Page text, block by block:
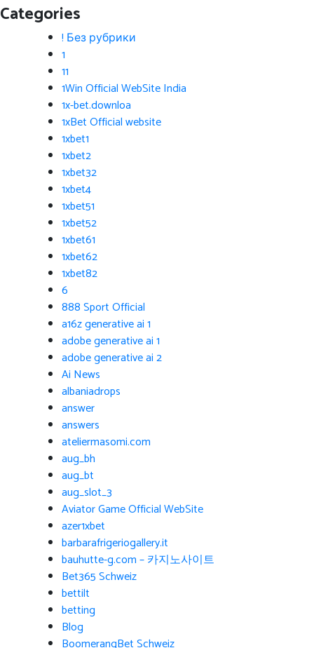
Categories
! Без рубрики
1
11
1Win Official WebSite India
1x-bet.downloa
1xBet Official website
1xbet1
1xbet2
1xbet32
1xbet4
1xbet51
1xbet52
1xbet61
1xbet62
1xbet82
6
888 Sport Official
a16z generative ai 1
adobe generative ai 1
adobe generative ai 2
Ai News
albaniadrops
answer
answers
ateliermasomi.com
aug_bh
aug_bt
aug_slot_3
Aviator Game Official WebSite
azer1xbet
barbarafrigeriogallery.it
bauhutte-g.com – 카지노사이트
Bet365 Schweiz
bettilt
betting
Blog